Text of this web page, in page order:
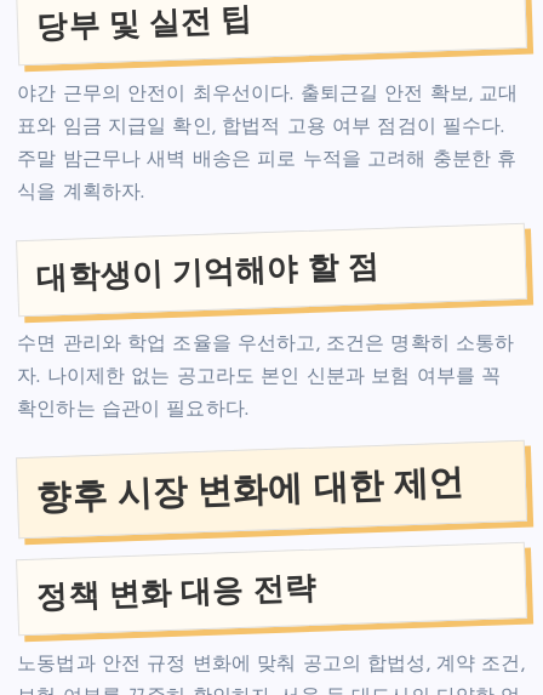
당부 및 실전 팁
야간 근무의 안전이 최우선이다. 출퇴근길 안전 확보, 교대
표와 임금 지급일 확인, 합법적 고용 여부 점검이 필수다.
주말 밤근무나 새벽 배송은 피로 누적을 고려해 충분한 휴
식을 계획하자.
대학생이 기억해야 할 점
수면 관리와 학업 조율을 우선하고, 조건은 명확히 소통하
자. 나이제한 없는 공고라도 본인 신분과 보험 여부를 꼭
확인하는 습관이 필요하다.
향후 시장 변화에 대한 제언
정책 변화 대응 전략
노동법과 안전 규정 변화에 맞춰 공고의 합법성, 계약 조건,